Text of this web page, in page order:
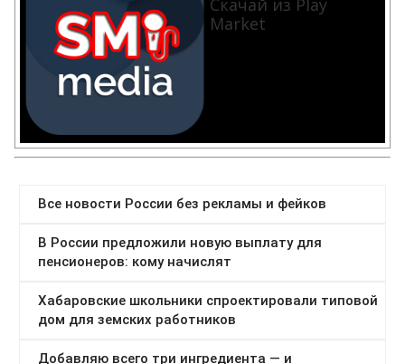
Скачай из Play
Market